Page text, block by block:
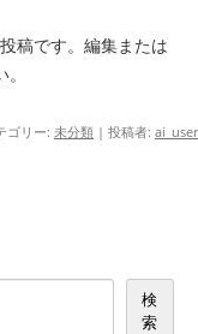
稿です。編集または
ゴリー: 未分類 | 投稿者: ai_user
検
索